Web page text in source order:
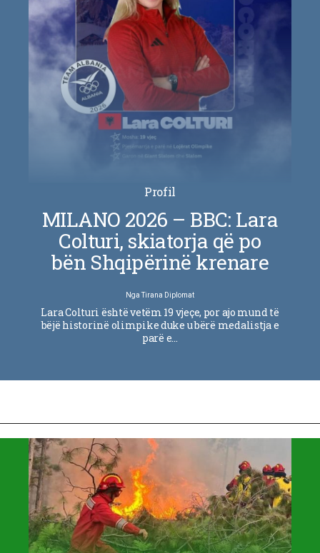
Profil
MILANO 2026 – BBC: Lara
Colturi, skiatorja që po
bën Shqipërinë krenare
NgaTirana Diplomat
Lara Colturi është vetëm 19 vjeçe, por ajo mund të
bëjë historinë olimpike duke u bërë medalistja e
parë e…